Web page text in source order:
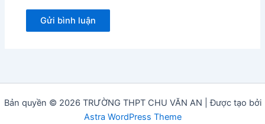
Bản quyền © 2026 TRƯỜNG THPT CHU VĂN AN | Được tạo bởi
Astra WordPress Theme